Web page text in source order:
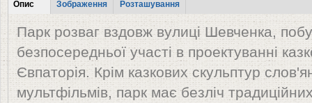
Tabs
Опис
(активна
вкладка)
Зображення Розташування
Парк розваг вздовж вулиці Шевченка,
безпосередньої участі в проектуванні
Євпаторія. Крім казкових скульптур
мультфільмів, парк має безліч